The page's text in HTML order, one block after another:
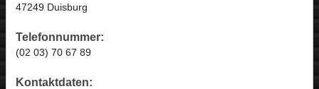
47249 Duisburg
Telefonnummer:
(02 03) 70 67 89
Kontaktdaten: